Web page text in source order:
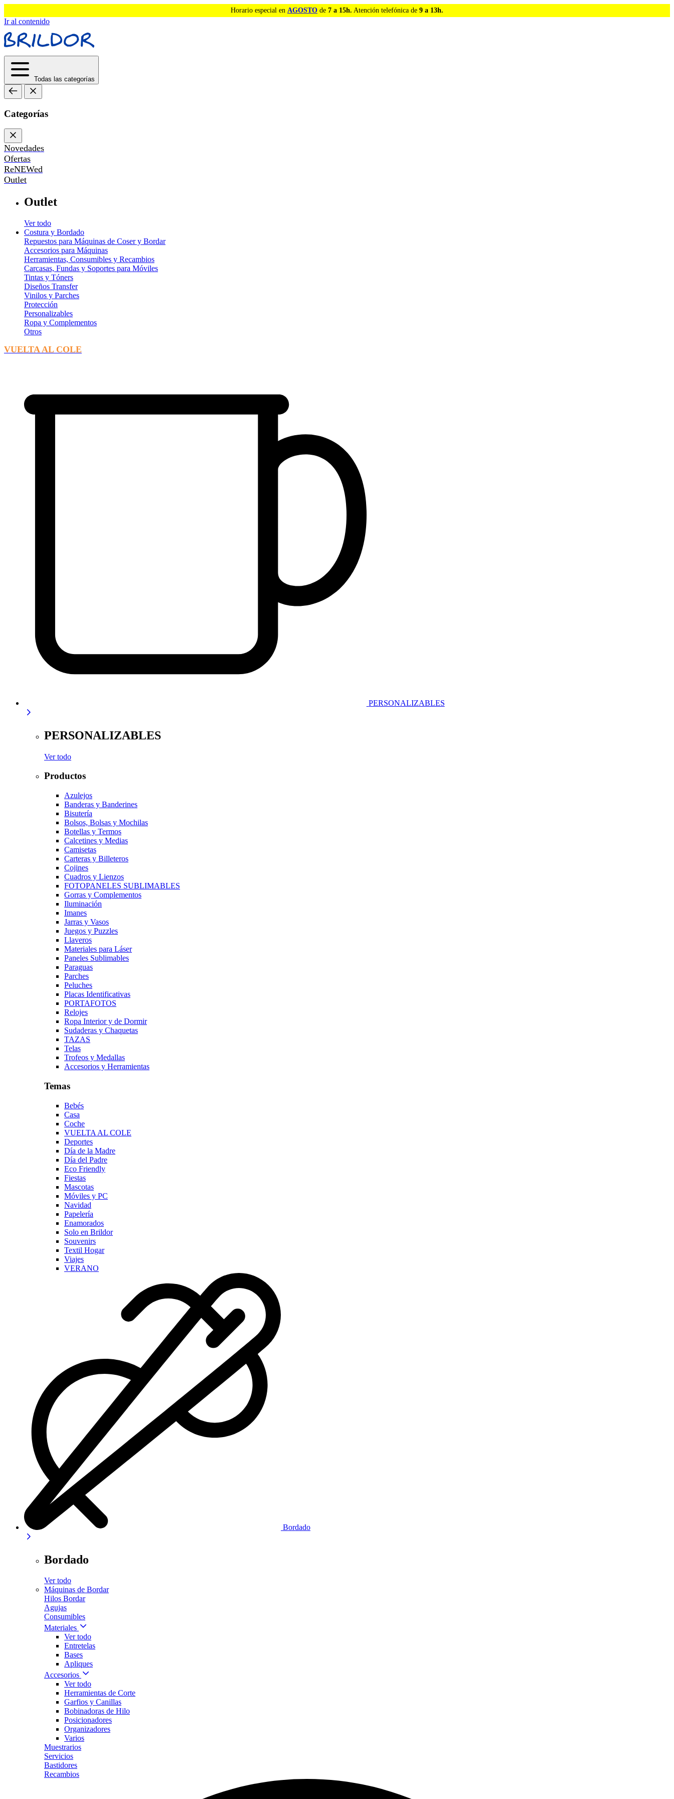
Horario especial en AGOSTO de 7 a 15h. Atención telefónica de 9 a 13h.
Ir al contenido
Todas las categorías
Categorías
Novedades
Ofertas
ReNEWed
Outlet
Outlet
Ver todo
Costura y Bordado
Repuestos para Máquinas de Coser y Bordar
Accesorios para Máquinas
Herramientas, Consumibles y Recambios
Carcasas, Fundas y Soportes para Móviles
Tintas y Tóners
Diseños Transfer
Vinilos y Parches
Protección
Personalizables
Ropa y Complementos
Otros
VUELTA AL COLE
PERSONALIZABLES
PERSONALIZABLES
Ver todo
Productos
Azulejos
Banderas y Banderines
Bisutería
Bolsos, Bolsas y Mochilas
Botellas y Termos
Calcetines y Medias
Camisetas
Carteras y Billeteros
Cojines
Cuadros y Lienzos
FOTOPANELES SUBLIMABLES
Gorras y Complementos
Iluminación
Imanes
Jarras y Vasos
Juegos y Puzzles
Llaveros
Materiales para Láser
Paneles Sublimables
Paraguas
Parches
Peluches
Placas Identificativas
PORTAFOTOS
Relojes
Ropa Interior y de Dormir
Sudaderas y Chaquetas
TAZAS
Telas
Trofeos y Medallas
Accesorios y Herramientas
Temas
Bebés
Casa
Coche
VUELTA AL COLE
Deportes
Día de la Madre
Día del Padre
Eco Friendly
Fiestas
Mascotas
Móviles y PC
Navidad
Papelería
Enamorados
Solo en Brildor
Souvenirs
Textil Hogar
Viajes
VERANO
Bordado
Bordado
Ver todo
Máquinas de Bordar
Hilos Bordar
Agujas
Consumibles
Materiales
Ver todo
Entretelas
Bases
Apliques
Accesorios
Ver todo
Herramientas de Corte
Garfios y Canillas
Bobinadoras de Hilo
Posicionadores
Organizadores
Varios
Muestrarios
Servicios
Bastidores
Recambios